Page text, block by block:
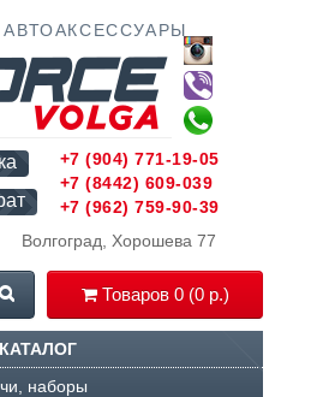
Волгоград, Хорошева 77
Товаров 0 (0 р.)
+7 (904) 771-19-05
+7 (8442) 609-039
+7 (962) 759-90-39
КАТАЛОГ
наборы